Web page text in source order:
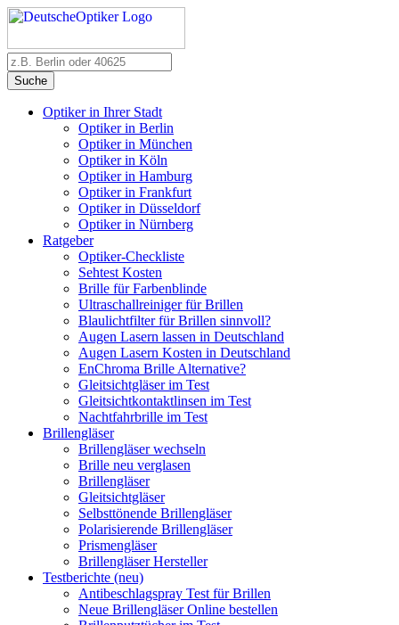
Suche
Optiker in Ihrer Stadt
Optiker in Berlin
Optiker in München
Optiker in Köln
Optiker in Hamburg
Optiker in Frankfurt
Optiker in Düsseldorf
Optiker in Nürnberg
Ratgeber
Optiker-Checkliste
Sehtest Kosten
Brille für Farbenblinde
Ultraschallreiniger für Brillen
Blaulichtfilter für Brillen sinnvoll?
Augen Lasern lassen in Deutschland
Augen Lasern Kosten in Deutschland
EnChroma Brille Alternative?
Gleitsichtgläser im Test
Gleitsichtkontaktlinsen im Test
Nachtfahrbrille im Test
Brillengläser
Brillengläser wechseln
Brille neu verglasen
Brillengläser
Gleitsichtgläser
Selbsttönende Brillengläser
Polarisierende Brillengläser
Prismengläser
Brillengläser Hersteller
Testberichte (neu)
Antibeschlagspray Test für Brillen
Neue Brillengläser Online bestellen